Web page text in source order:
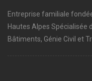
Entreprise familiale
Hautes Alpes Spécialisée
Bâtiments, Génie Civil et